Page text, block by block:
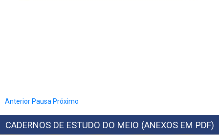
Anterior Pausa Próximo
CADERNOS DE ESTUDO DO MEIO (ANEXOS EM PDF)